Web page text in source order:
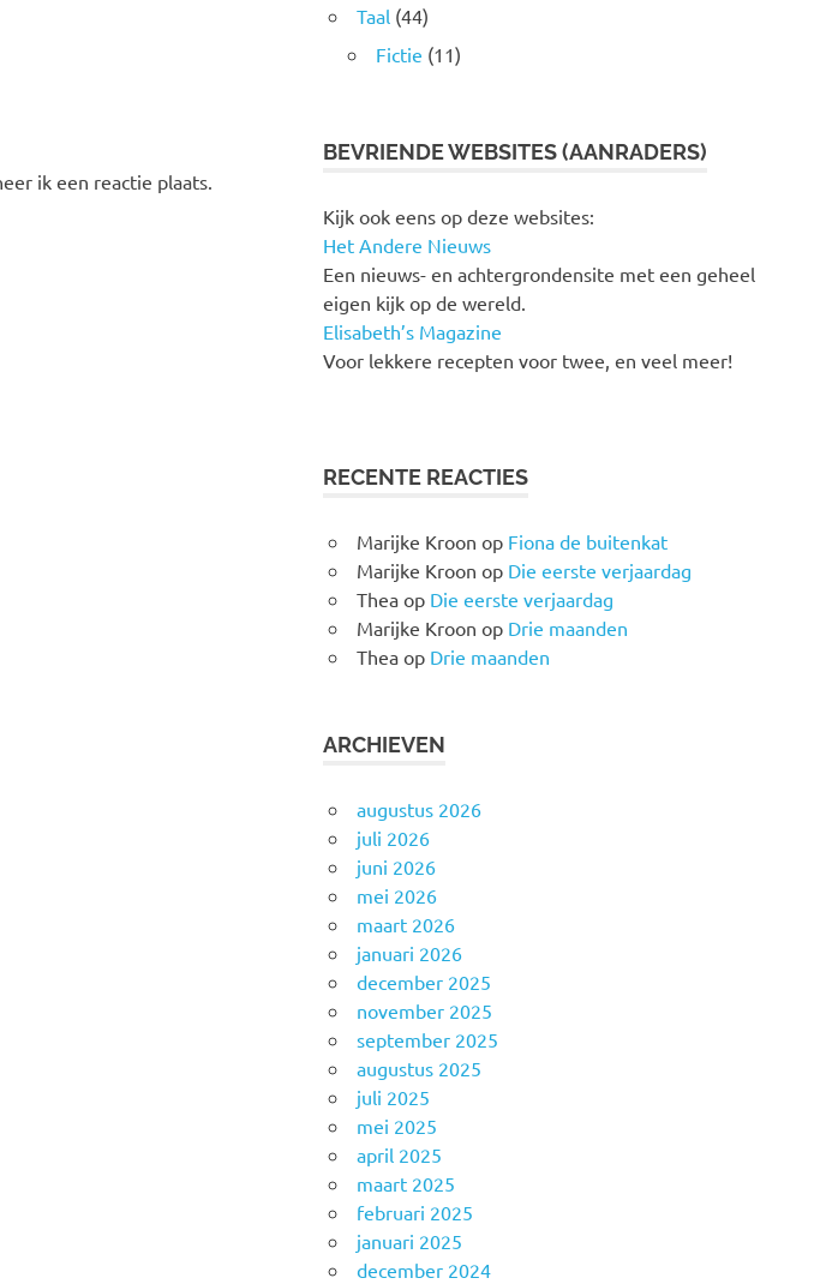
ik een reactie plaats.
Taal (44)
Fictie (11)
BEVRIENDE WEBSITES (AANRADERS)
Kijk ook eens op deze websites:
Het Andere Nieuws
Een nieuws- en achtergrondensite met een geheel
eigen kijk op de wereld.
Elisabeth’s Magazine
Voor lekkere recepten voor twee, en veel meer!
RECENTE REACTIES
Marijke Kroon op Fiona de buitenkat
Marijke Kroon op Die eerste verjaardag
Thea op Die eerste verjaardag
Marijke Kroon op Drie maanden
Thea op Drie maanden
ARCHIEVEN
augustus 2026
juli 2026
juni 2026
mei 2026
maart 2026
januari 2026
december 2025
november 2025
september 2025
augustus 2025
juli 2025
mei 2025
april 2025
maart 2025
februari 2025
januari 2025
december 2024